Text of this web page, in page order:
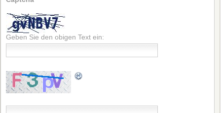
Geben Sie den obigen Text ein: